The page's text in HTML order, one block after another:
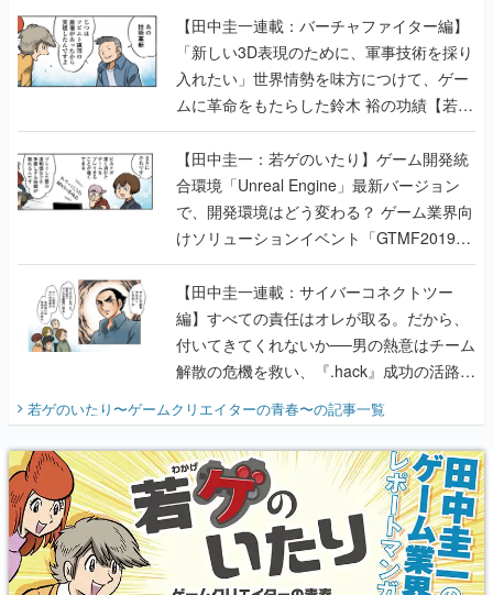
【田中圭一連載：バーチャファイター編】
「新しい3D表現のために、軍事技術を採り
入れたい」世界情勢を味方につけて、ゲー
ムに革命をもたらした鈴木 裕の功績【若ゲ
のいたり】
【田中圭一：若ゲのいたり】ゲーム開発統
合環境「Unreal Engine」最新バージョン
で、開発環境はどう変わる？ ゲーム業界向
けソリューションイベント「GTMF2019」
に行って、より理解を深めよう【PR】
【田中圭一連載：サイバーコネクトツー
編】すべての責任はオレが取る。だから、
付いてきてくれないか──男の熱意はチーム
解散の危機を救い、『.hack』成功の活路を
『少年ジャンプ』色だった【若ゲのいた
り】
若ゲのいたり〜ゲームクリエイターの青春〜の記事一覧